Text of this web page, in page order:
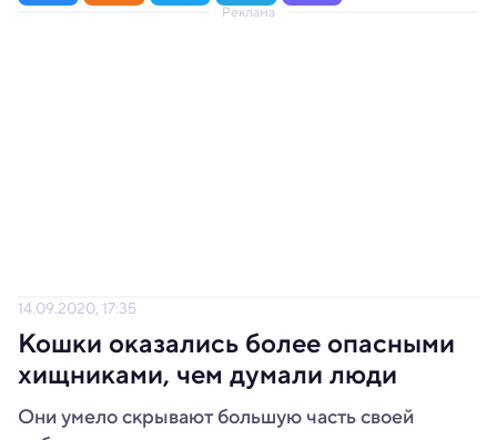
Реклама
14.09.2020, 17:35
Кошки оказались более опасными
хищниками, чем думали люди
Они умело скрывают большую часть своей